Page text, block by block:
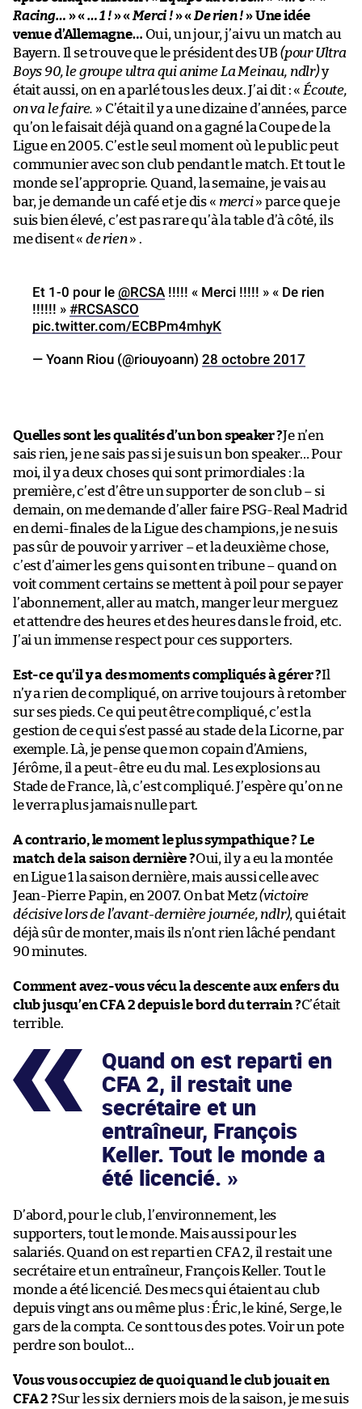
Racing… » «… 1 !» «Merci !» «De rien !» Une idée
venue d’Allemagne… Oui, un jour, j’ai vu un match au
Bayern. Il se trouve que le président des UB (pour Ultra
Boys 90, le groupe ultra qui anime La Meinau, ndlr)y
était aussi, on en a parlé tous les deux. J’ai dit : « Écoute,
on va le faire. » C’était il y a une dizaine d’années, parce
qu’on le faisait déjà quand on a gagné la Coupe de la
Ligue en 2005. C’est le seul moment où le public peut
communier avec son club pendant le match. Et tout le
monde se l’approprie. Quand, la semaine, je vais au
bar, je demande un café et je dis « merci» parce que je
suis bien élevé, c’est pas rare qu’à la table d’à côté, ils
me disent « de rien» .
Et 1-0 pour le @RCSA !!!!! « Merci !!!!! » « De rien
!!!!!! » #RCSASCO
pic.twitter.com/ECBPm4mhyK
— Yoann Riou (@riouyoann) 28 octobre 2017
Quelles sont les qualités d’un bon speaker ?Je n’en
sais rien, je ne sais pas si je suis un bon speaker… Pour
moi, il y a deux choses qui sont primordiales : la
première, c’est d’être un supporter de son club – si
demain, on me demande d’aller faire PSG-Real Madrid
en demi-finales de la Ligue des champions, je ne suis
pas sûr de pouvoir y arriver – et la deuxième chose,
c’est d’aimer les gens qui sont en tribune – quand on
voit comment certains se mettent à poil pour se payer
l’abonnement, aller au match, manger leur merguez
et attendre des heures et des heures dans le froid, etc.
J’ai un immense respect pour ces supporters.
Est-ce qu’il y a des moments compliqués à gérer ?Il
n’y a rien de compliqué, on arrive toujours à retomber
sur ses pieds. Ce qui peut être compliqué, c’est la
gestion de ce qui s’est passé au stade de la Licorne, par
exemple. Là, je pense que mon copain d’Amiens,
Jérôme, il a peut-être eu du mal. Les explosions au
Stade de France, là, c’est compliqué. J’espère qu’on ne
le verra plus jamais nulle part.
A contrario, le moment le plus sympathique ? Le
match de la saison dernière ?Oui, il y a eu la montée
en Ligue 1 la saison dernière, mais aussi celle avec
Jean-Pierre Papin, en 2007. On bat Metz(victoire
décisive lors de l’avant-dernière journée, ndlr), qui était
déjà sûr de monter, mais ils n’ont rien lâché pendant
90 minutes.
Comment avez-vous vécu la descente aux enfers du
club jusqu’en CFA 2 depuis le bord du terrain ?C’était
terrible.
Quand on est reparti en
CFA 2, il restait une
secrétaire et un
entraîneur, François
Keller. Tout le monde a
été licencié.
D’abord, pour le club, l’environnement, les
supporters, tout le monde. Mais aussi pour les
salariés. Quand on est reparti en CFA 2, il restait une
secrétaire et un entraîneur, François Keller. Tout le
monde a été licencié. Des mecs qui étaient au club
depuis vingt ans ou même plus : Éric, le kiné, Serge, le
gars de la compta. Ce sont tous des potes. Voir un pote
perdre son boulot…
Vous vous occupiez de quoi quand le club jouait en
CFA 2 ?Sur les six derniers mois de la saison, je me suis